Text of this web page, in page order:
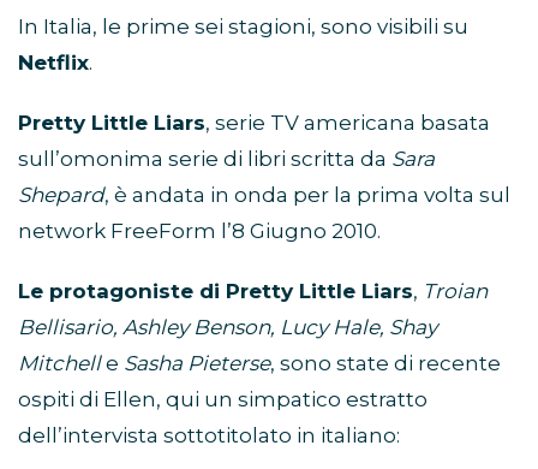
In Italia, le prime sei stagioni, sono visibili su
Netflix.
Pretty Little Liars, serie TV americana basata
sull’omonima serie di libri scritta da Sara
Shepard, è andata in onda per la prima volta sul
network FreeForm l’8 Giugno 2010.
Le protagoniste di Pretty Little Liars, Troian
Bellisario, Ashley Benson, Lucy Hale, Shay
Mitchelle Sasha Pieterse, sono state di recente
ospiti di Ellen, qui un simpatico estratto
dell’intervista sottotitolato in italiano: